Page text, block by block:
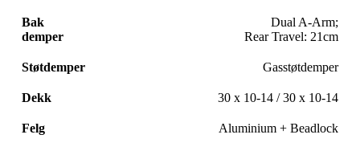
Bak
demper
Dual A-Arm;
Rear Travel: 21cm
Støtdemper Gasstøtdemper
Dekk 30 x 10-14 / 30 x 10-14
Felg Aluminium + Beadlock